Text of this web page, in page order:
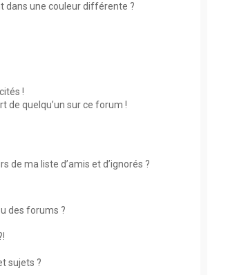
dans une couleur différente ?
!
de quelqu’un sur ce forum !
de ma liste d’amis et d’ignorés ?
des forums ?
sujets ?